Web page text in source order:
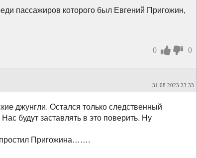
пассажиров которого был Евгений Пригожин,
0 0
31.08.2023 23:33
джунгли. Остался только следственный
будут заставлять в это поверить. Ну
простил Пригожина…….